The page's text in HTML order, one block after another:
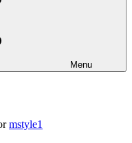
Menu
mstyle1